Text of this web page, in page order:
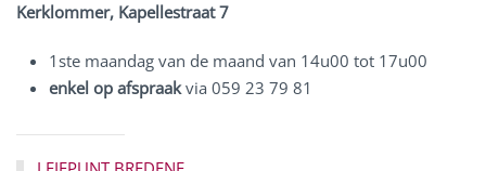
Kerklommer, Kapellestraat 7
1ste maandag van de maand van 14u00 tot 17u00
enkel op afspraakvia 059 23 79 81